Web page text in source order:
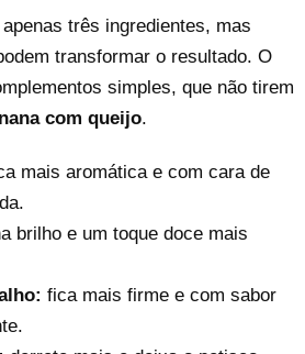
três ingredientes, mas
transformar o resultado. O
simples, que não tirem
com queijo.
mais aromática e com cara de
brilho e um toque doce mais
fica mais firme e com sabor